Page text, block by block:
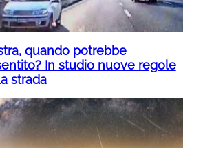
quando potrebbe
In studio nuove regole
strada